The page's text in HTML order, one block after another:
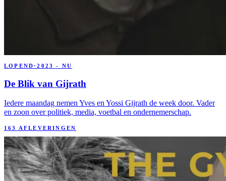
LOPEND ·2023 - NU
De Blik van Gijrath
Iedere maandag nemen Yves en Yossi Gijrath de week door. Vader
en zoon over politiek, media, voetbal en ondernemerschap.
163 AFLEVERINGEN